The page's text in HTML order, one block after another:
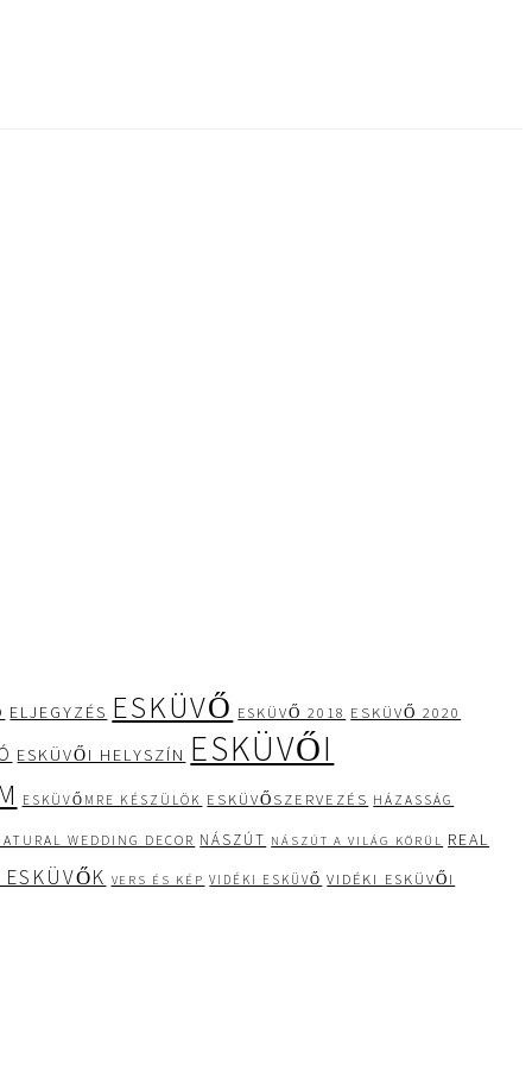
ELJEGYZÉS ESKÜVŐ ESKÜVŐ 2018 ESKÜVŐ 2020
ESKÜVŐI HELYSZÍN ESKÜVŐI
ESKÜVŐMRE KÉSZÜLÖK ESKÜVŐSZERVEZÉS HÁZASSÁG
WEDDING DECOR NÁSZÚT NÁSZÚT A VILÁG KÖRÜL REAL
VERS ÉS KÉP VIDÉKI ESKÜVŐ VIDÉKI ESKÜVŐI